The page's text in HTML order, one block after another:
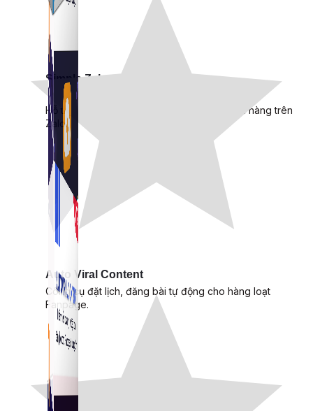
Auto Viral Content
Công cụ đặt lịch, đăng bài tự động cho hàng loạt
Fanpage.
Simple Zalo
Hỗ trợ kết bạn, gửi tin nhắn chăm sóc khách hàng trên
Zalo.